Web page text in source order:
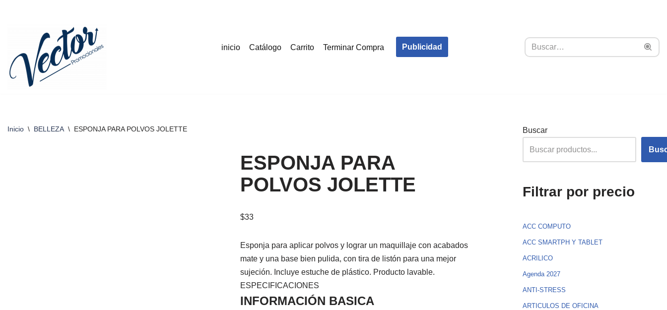
contenido
inicio Catálogo Carrito Terminar Compra Publicidad
Inicio \ BELLEZA \ ESPONJA PARA POLVOS JOLETTE
ESPONJA PARA
POLVOS JOLETTE
$33
Esponja para aplicar polvos y lograr un maquillaje con acabados
mate y una base bien pulida, con tira de listón para una mejor
sujeción. Incluye estuche de plástico. Producto lavable.
ESPECIFICACIONES
INFORMACIÓN BASICA
Buscar
Filtrar por precio
ACC COMPUTO
ACC SMARTPH Y TABLET
ACRILICO
Agenda 2027
ANTI-STRESS
ARTICULOS DE OFICINA